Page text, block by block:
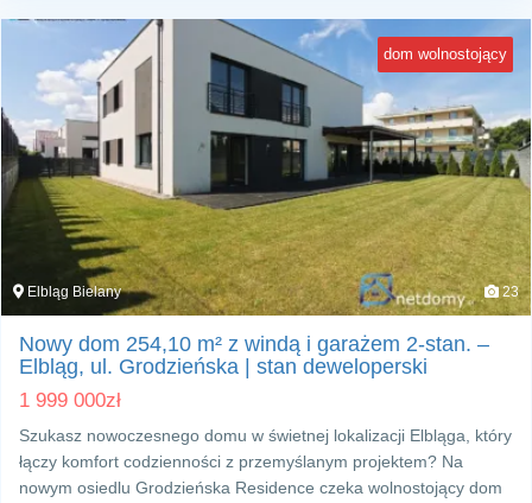
dom wolnostojący
Elbląg Bielany 23
Nowy dom 254,10 m² z windą i garażem 2‑stan. –
Elbląg, ul. Grodzieńska | stan deweloperski
1 999 000zł
Szukasz nowoczesnego domu w świetnej lokalizacji Elbląga, który
łączy komfort codzienności z przemyślanym projektem? Na
nowym osiedlu Grodzieńska Residence czeka wolnostojący dom